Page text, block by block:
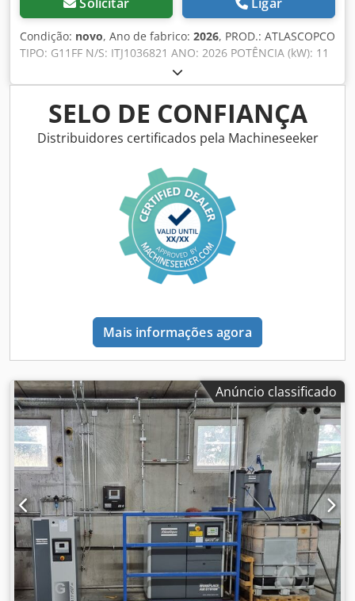
Condição: novo, Ano de fabrico: 2026, PROD.: ATLASCOPCO
TIPO: G11FF N/S: ITJ1036821 ANO: 2026 POTÊNCIA (kW): 11
CAPACIDADE (m3/min): 1,51 PRESSÃO (bar): 9,75 HORAS
(DOC/TOTAL): 0 INVERSOR DE FREQUÊNCIA: não SECADOR
INCORPORADO: sim, R513a 0,5kg TROCADOR DE CALOR:
não REFRIGERAÇÃO (AR/ÁGUA): ar SOBRE TANQUE: sim,
500 L Codpfxoy Sitks Adhsha DOCUMENTOS: sim
SELO DE CONFIANÇA
Distribuidores certificados pela Machineseeker
Mais informações agora
Anúncio classificado